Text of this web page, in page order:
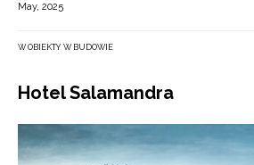
May, 2025
W OBIEKTY W BUDOWIE
Hotel Salamandra